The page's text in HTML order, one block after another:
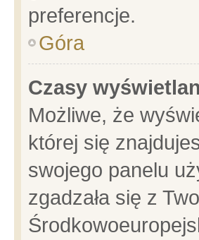
preferencje.
Góra
Czasy
Możliwe, że
której się
swojego panelu
zgadzała się z